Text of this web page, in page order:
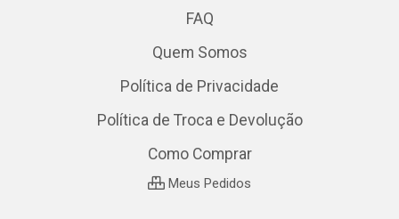
FAQ
Quem Somos
Política de Privacidade
Política de Troca e Devolução
Como Comprar
Meus Pedidos